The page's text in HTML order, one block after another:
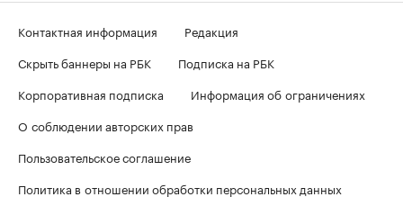
Контактная информация
Редакция
Скрыть баннеры на РБК
Подписка на РБК
Корпоративная подписка
Информация об ограничениях
О соблюдении авторских прав
Пользовательское соглашение
Политика в отношении обработки персональных данных